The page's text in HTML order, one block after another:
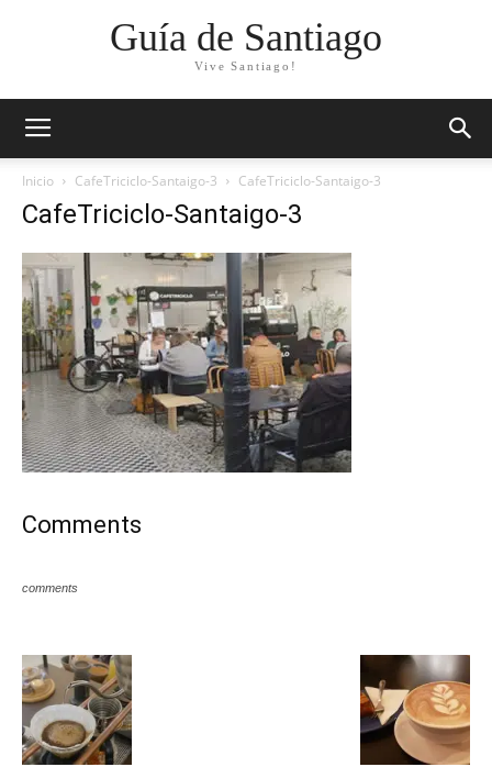
Guía de Santiago
Vive Santiago!
Inicio CafeTriciclo-Santaigo-3 CafeTriciclo-Santaigo-3
CafeTriciclo-Santaigo-3
Comments
comments